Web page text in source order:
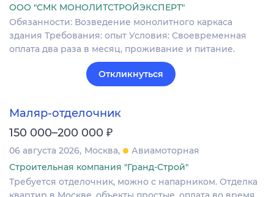
ООО "СМК МОНОЛИТСТРОЙЭКСПЕРТ"
Обязанности: Возведение монолитного каркаса
здания Требования: опыт Условия: Своевременная
оплата два раза в месяц, проживание и питание.
Откликнуться
Маляр-отделочник
150 000–200 000 ₽
06 августа 2026 Москва
Авиамоторная
Строительная компания "Гранд-Строй"
Требуется отделочник, можно с напарником. Отделка